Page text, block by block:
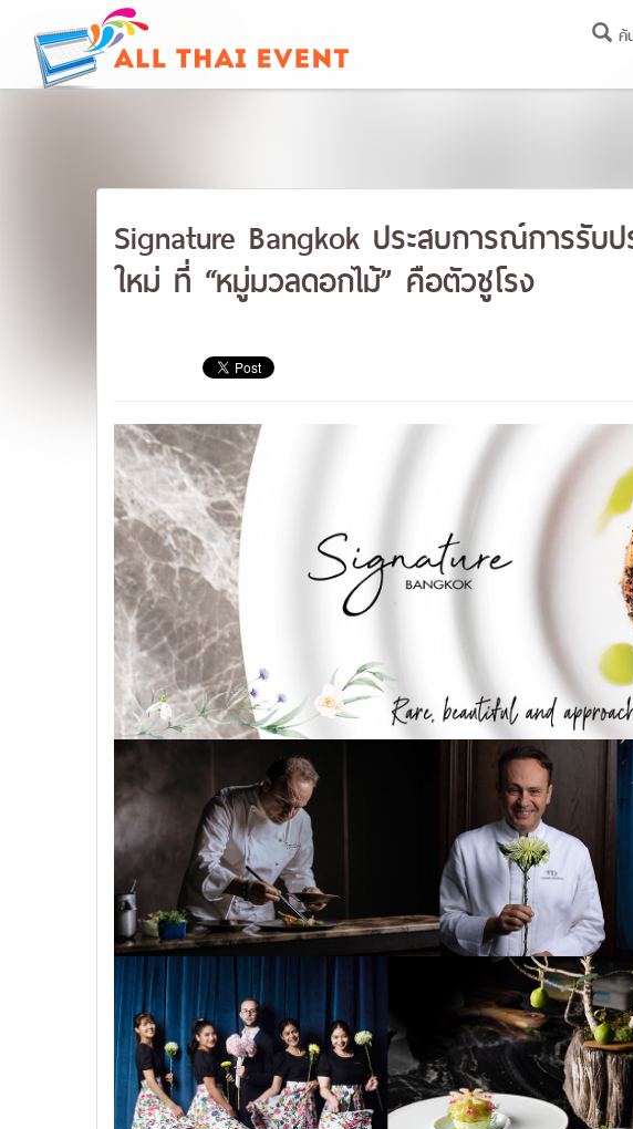
ค้
Signature Bangkok ประสบการณ์การรับป
ใหม่ ที่ “หมู่มวลดอกไม้” คือตัวชูโรง